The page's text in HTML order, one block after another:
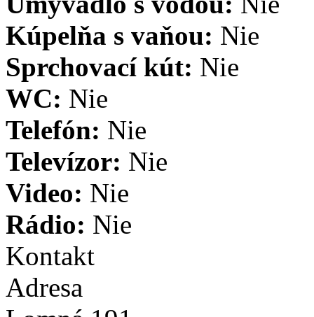
Kúpelňa s vaňou: Nie
Sprchovací kút: Nie
WC: Nie
Telefón: Nie
Televízor: Nie
Video: Nie
Rádio: Nie
Kontakt
Adresa